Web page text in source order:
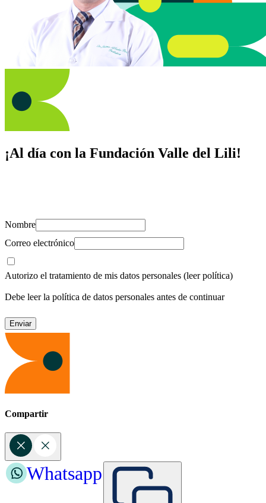
¡Al día con la Fundación Valle del Lili!
Nombre
Correo electrónico
Autorizo el tratamiento de mis datos personales (leer política)
Debe leer la política de datos personales antes de continuar
Compartir
Whatsapp